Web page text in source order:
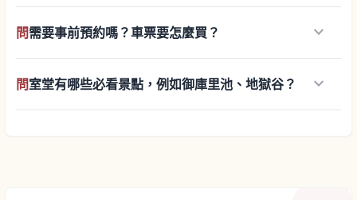
問需要事前預約嗎？車票要怎麼買？ keyboard_arrow_down
問室堂有哪些必看景點，例如御庫里池、地獄谷？ keyboard_arrow_down